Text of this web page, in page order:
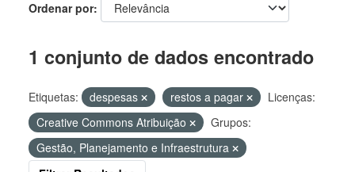
Ordenar por
1 conjunto de dados encontrado
Etiquetas: despesas restos a pagar
Licenças:
Creative Commons Atribuição
Grupos:
Gestão, Planejamento e Infraestrutura